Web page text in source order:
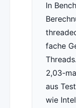
In
fache
2,03-
aus
wie